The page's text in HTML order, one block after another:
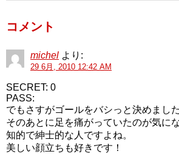
コメント
michel より:
29 6月, 2010 12:42 AM
SECRET: 0
PASS:
でもさすがゴールをバシっと決めました
そのあとに足を痛がっていたのが気に
知的で紳士的な人ですよね。
美しい顔立ちも好きです！